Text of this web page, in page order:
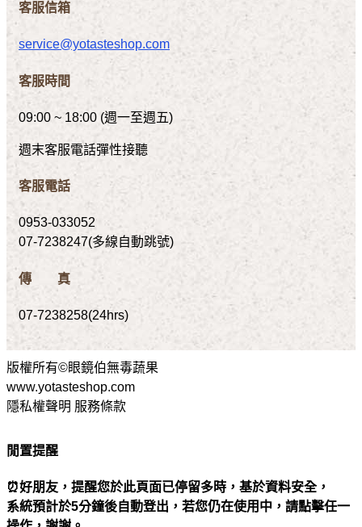
客服信箱
service@yotasteshop.com
客服時間
09:00 ~ 18:00 (週一至週五)
週末客服電話彈性接聽
客服電話
0953-033052
07-7238247(多線自動跳號)
傳 真
07-7238258(24hrs)
版權所有©眼鏡伯無毒蔬果
www.yotasteshop.com
隱私權聲明 服務條款
閒置提醒
⏰好朋友，提醒您於此頁面已停留多時，基於資料安全，
系統預計於5分鐘後自動登出，若您仍在使用中，請點擊任一